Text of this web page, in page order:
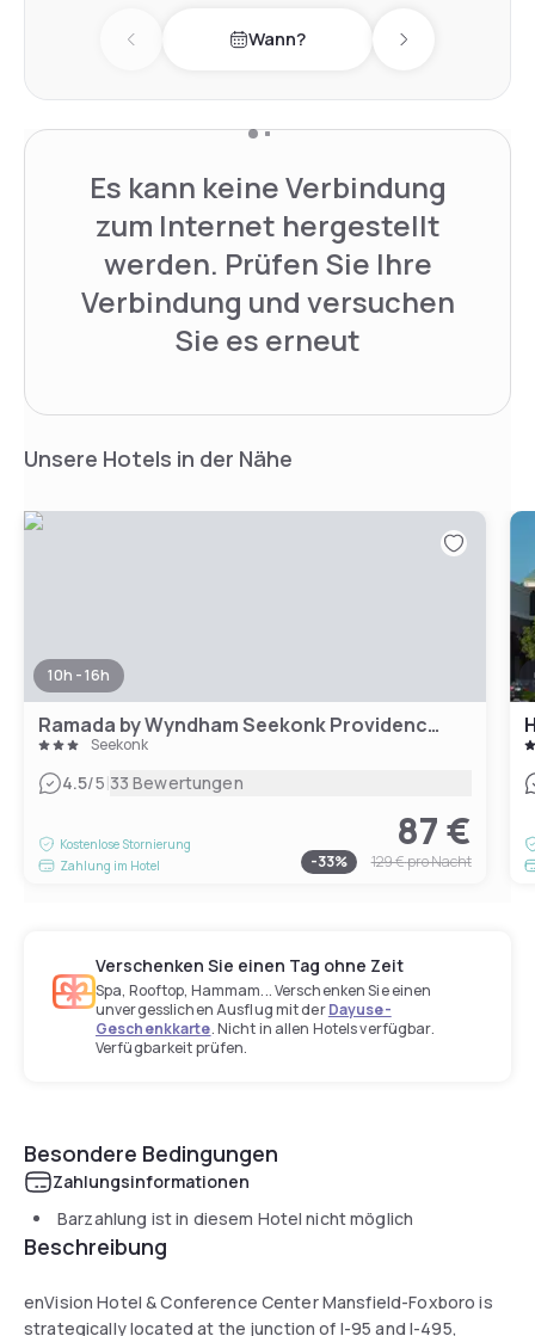
Previous day Wann? Next day
Es kann keine Verbindung
zum Internet hergestellt
werden. Prüfen Sie Ihre
Verbindung und versuchen
Sie es erneut
Unsere Hotels in der Nähe
10h - 16h
Ramada by Wyndham Seekonk Providence Area
Seekonk
4.5/5|33 Bewertungen
Kostenlose Stornierung
Zahlung im Hotel
87 €
-33% 129 €pro Nacht
Verschenken Sie einen Tag ohne Zeit
Spa, Rooftop, Hammam... Verschenken Sie einen
unvergesslichen Ausflug mit derDayuse-
Geschenkkarte. Nicht in allen Hotels verfügbar.
Verfügbarkeit prüfen.
Besondere Bedingungen
Zahlungsinformationen
Barzahlung ist in diesem Hotel nicht möglich
Beschreibung
enVision Hotel & Conference Center Mansfield-Foxboro is
strategically located at the junction of I-95 and I-495,